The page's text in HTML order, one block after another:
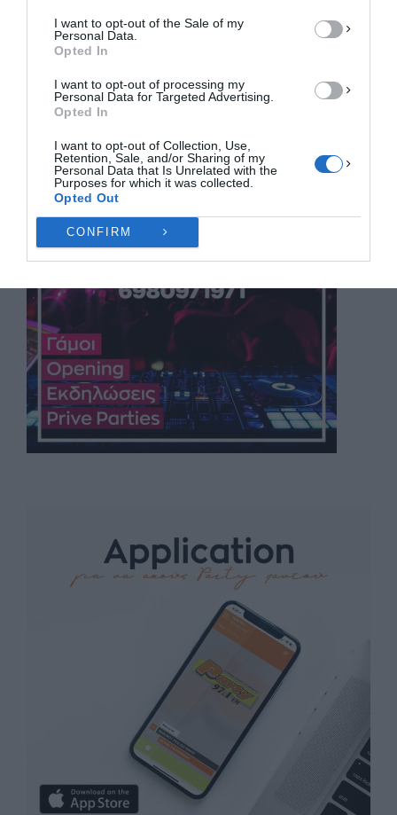
I want to opt-out of the Sale of my
Personal Data.
Opted In
I want to opt-out of processing my
Personal Data for Targeted Advertising.
Opted In
I want to opt-out of Collection, Use,
Retention, Sale, and/or Sharing of my
Personal Data that Is Unrelated with the
Purposes for which it was collected.
Opted Out
CONFIRM
ΠΡΟΒΟΛΉ ΠΡΟΤΙΜΉΣΕΩΝ
Πολιτική Cookies